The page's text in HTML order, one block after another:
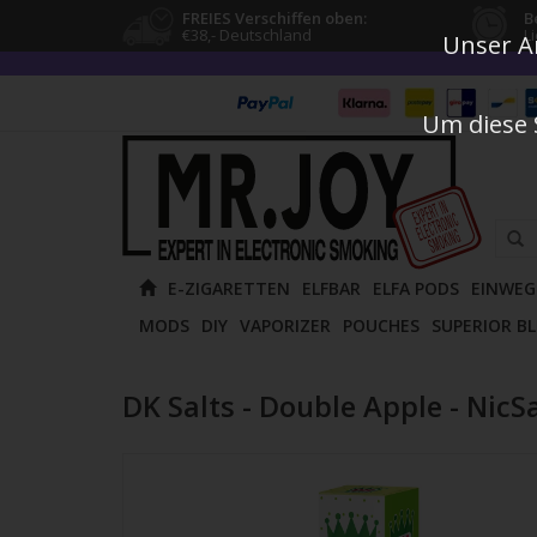
FREIES Verschiffen oben:
€38,- Deutschland
die
Pfeile
und
E-ZIGARETTEN ELFBAR ELFA PODS
MODS DIY VAPORIZER POUCHES SUPERIOR
DK Salts - Double Apple -
Unser
Um diese